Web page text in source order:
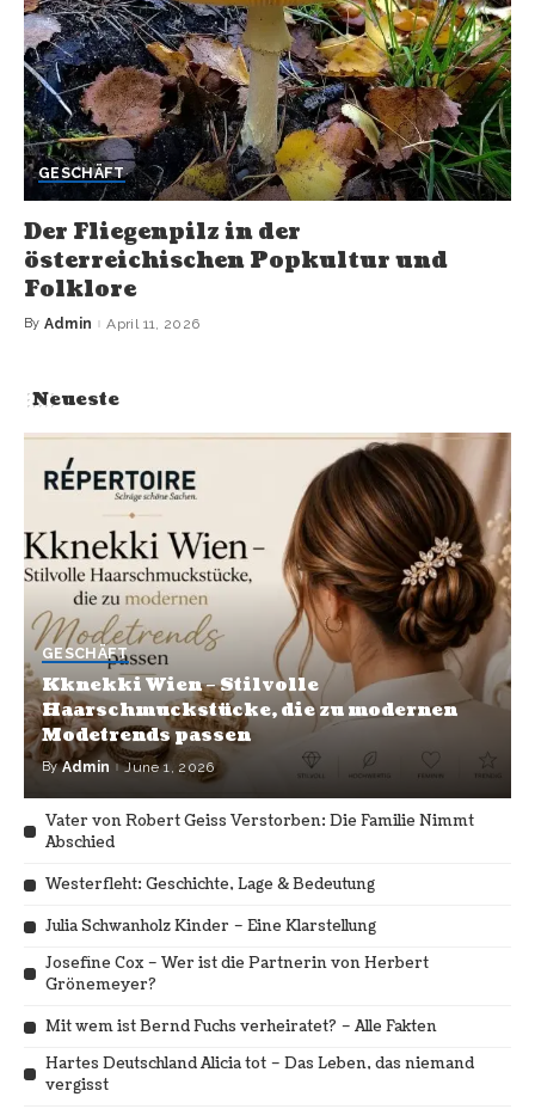
GESCHÄFT
Der Fliegenpilz in der
österreichischen Popkultur und
Folklore
By Admin April 11, 2026
Neueste
GESCHÄFT
Kknekki Wien – Stilvolle
Haarschmuckstücke, die zu modernen
Modetrends passen
By Admin June 1, 2026
Vater von Robert Geiss Verstorben: Die Familie Nimmt
Abschied
Westerfleht: Geschichte, Lage & Bedeutung
Julia Schwanholz Kinder – Eine Klarstellung
Josefine Cox – Wer ist die Partnerin von Herbert
Grönemeyer?
Mit wem ist Bernd Fuchs verheiratet? – Alle Fakten
Hartes Deutschland Alicia tot – Das Leben, das niemand
vergisst